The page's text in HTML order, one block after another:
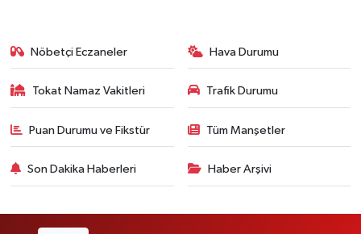
Nöbetçi Eczaneler Hava Durumu
Tokat Namaz Vakitleri Trafik Durumu
Puan Durumu ve Fikstür Tüm Manşetler
Son Dakika Haberleri Haber Arşivi